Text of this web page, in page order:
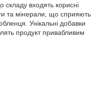
складу входять корисні
та мінерали, що сприяють
Унікальні добавки
продукт привабливим